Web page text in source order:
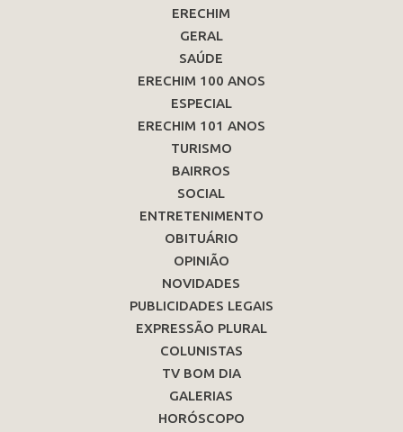
ERECHIM
GERAL
SAÚDE
ERECHIM 100 ANOS
ESPECIAL
ERECHIM 101 ANOS
TURISMO
BAIRROS
SOCIAL
ENTRETENIMENTO
OBITUÁRIO
OPINIÃO
NOVIDADES
PUBLICIDADES LEGAIS
EXPRESSÃO PLURAL
COLUNISTAS
TV BOM DIA
GALERIAS
HORÓSCOPO